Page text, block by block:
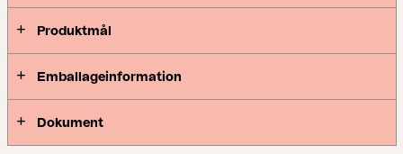
Produktmål
Emballageinformation
Dokument